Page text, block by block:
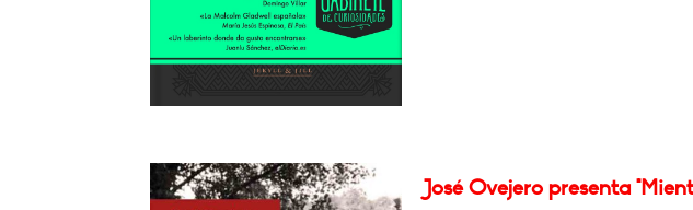
José Ovejero presenta